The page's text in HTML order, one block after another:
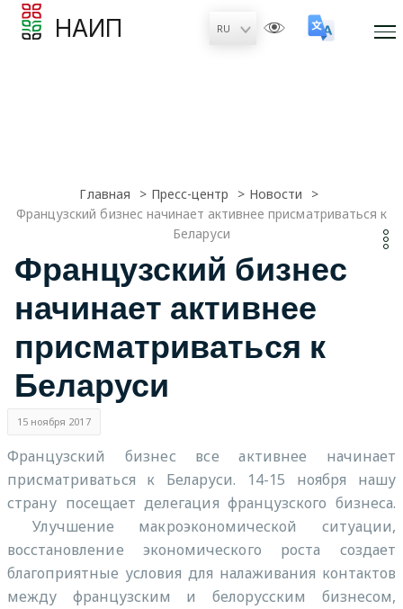
НАИП
Главная Пресс-центр
Новости
Французский бизнес начинает активнее присматриваться к
Беларуси
Французский бизнес
начинает активнее
присматриваться к
Беларуси
15 ноября 2017
Французский бизнес все активнее начинает
присматриваться к Беларуси. 14-15 ноября нашу
страну посещает делегация французского бизнеса.
Улучшение макроэкономической ситуации,
восстановление экономического роста создает
благоприятные условия для налаживания контактов
между французским и белорусским бизнесом,